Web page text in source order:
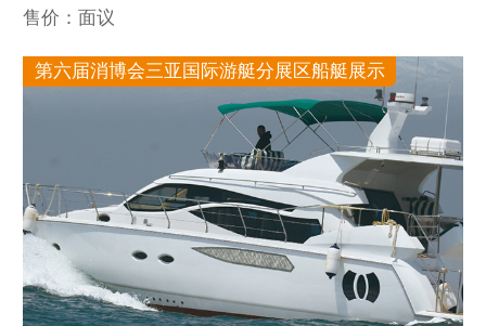
售价：面议
第六届消博会三亚国际游艇分展区船艇展示